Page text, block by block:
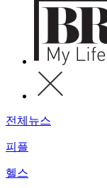
전체뉴스
피플
헬스